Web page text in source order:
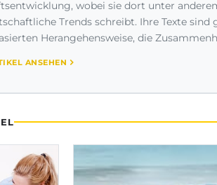
wobei sie dort unter
Trends schreibt. Ihre Texte sind
Herangehensweise, die
ANSEHEN